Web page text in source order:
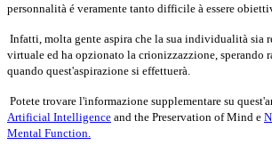
personnalità é veramente tanto difficile à essere
Infatti, molta gente aspira che la sua individualità sia
virtuale ed ha opzionato la crionizzazzione, sperando
quando quest'aspirazione si effettuerà.
Potete trovare l'informazione supplementare su
Artificial Intelligence and the Preservation of Mind e
Mental Function.